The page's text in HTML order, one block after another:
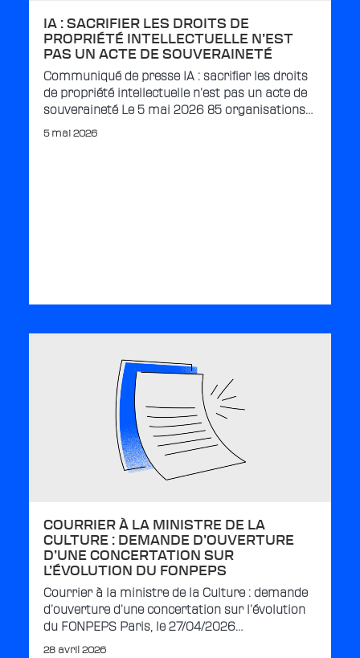
IA : SACRIFIER LES DROITS DE
PROPRIÉTÉ INTELLECTUELLE N’EST
PAS UN ACTE DE SOUVERAINETÉ
Communiqué de presse IA : sacrifier les droits
de propriété intellectuelle n’est pas un acte de
souveraineté Le 5 mai 2026 85 organisations…
5 mai 2026
COURRIER À LA MINISTRE DE LA
CULTURE : DEMANDE D’OUVERTURE
D’UNE CONCERTATION SUR
L’ÉVOLUTION DU FONPEPS
Courrier à la ministre de la Culture : demande
d’ouverture d’une concertation sur l’évolution
du FONPEPS Paris, le 27/04/2026…
28 avril 2026